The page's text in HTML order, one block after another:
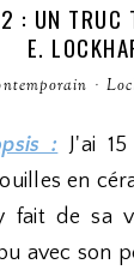
: UN TRUC
E.
·
: J'ai
en
fait de sa
avec son